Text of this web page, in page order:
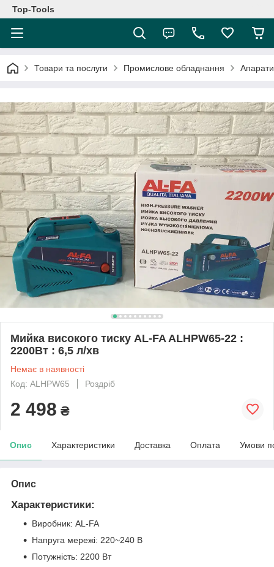
Top-Tools
Товари та послуги Промислове обладнання Апарати
Мийка високого тиску AL-FA ALHPW65-22 :
2200Вт : 6,5 л/хв
Немає в наявності
Код: ALHPW65
Роздріб
2 498 ₴
Опис Характеристики Доставка Оплата Умови
Опис
Характеристики:
Виробник: AL-FA
Напруга мережі: 220~240 В
Потужність: 2200 Вт